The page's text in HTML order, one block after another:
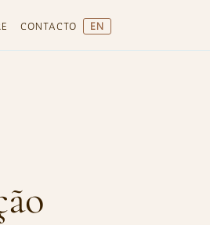
CONTACTO EN